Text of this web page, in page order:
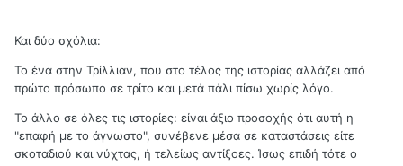
Και δύο σχόλια:
Το ένα στην Τρίλλιαν, που στο τέλος της ιστορίας αλλάζει από
πρώτο πρόσωπο σε τρίτο και μετά πάλι πίσω χωρίς λόγο.
Το άλλο σε όλες τις ιστορίες: είναι άξιο προσοχής ότι αυτή η
"επαφή με το άγνωστο", συνέβενε μέσα σε καταστάσεις είτε
σκοταδιού και νύχτας, ή τελείως αντίξοες. Ίσως επιδή τότε ο